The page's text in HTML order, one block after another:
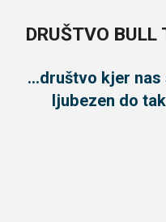
DRUŠTVO BULL
...društvo kjer
ljubezen do